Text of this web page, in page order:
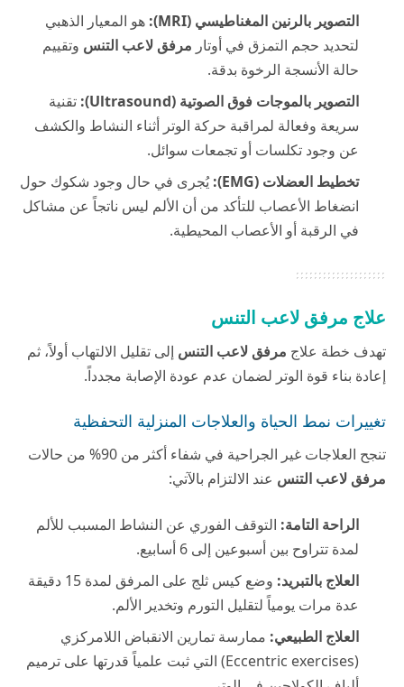
التصوير بالرنين المغناطيسي (MRI):
هو المعيار الذهبي
لتحديد حجم التمزق في أوتار مرفق لاعب التنس وتقييم
حالة الأنسجة الرخوة بدقة.
التصوير بالموجات فوق الصوتية (Ultrasound):
تقنية
سريعة وفعالة لمراقبة حركة الوتر أثناء النشاط والكشف
عن وجود تكلسات أو تجمعات سوائل.
تخطيط العضلات (EMG):
يُجرى في حال وجود شكوك حول
انضغاط الأعصاب للتأكد من أن الألم ليس ناتجاً عن مشاكل
في الرقبة أو الأعصاب المحيطية.
علاج مرفق لاعب التنس
تهدف خطة علاج مرفق لاعب التنس إلى تقليل الالتهاب أولاً، ثم
إعادة بناء قوة الوتر لضمان عدم عودة الإصابة مجدداً.
تغييرات نمط الحياة والعلاجات المنزلية التحفظية
تنجح العلاجات غير الجراحية في شفاء أكثر من 90% من حالات
مرفق لاعب التنس عند الالتزام بالآتي:
الراحة التامة: التوقف الفوري عن النشاط المسبب للألم
لمدة تتراوح بين أسبوعين إلى 6 أسابيع.
العلاج بالتبريد:
وضع كيس ثلج على المرفق لمدة 15 دقيقة
عدة مرات يومياً لتقليل التورم وتخدير الألم.
العلاج الطبيعي: ممارسة تمارين الانقباض اللامركزي
(Eccentric exercises) التي ثبت علمياً قدرتها على ترميم